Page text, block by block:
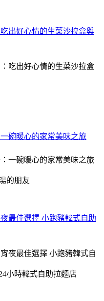
出好心情的生菜沙拉盒與
碗暖心的家常美味之旅
的朋友
最佳選擇 小跑豬韓式自助
小時韓式自助拉麵店